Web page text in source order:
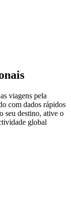
viagens pela
com dados rápidos
seu destino, ative o
global